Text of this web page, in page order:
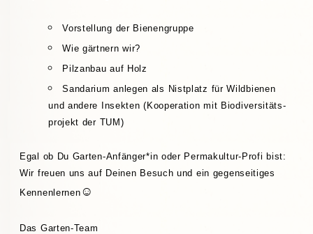
Vorstellung der Bienengruppe
Wie gärtnern wir?
Pilzanbau auf Holz
Sandarium anlegen als Nistplatz für Wildbienen
und andere Insekten (Kooperation mit Biodiversitäts-
projekt der TUM)
Egal ob Du Garten-Anfänger*in oder Permakultur-Profi bist:
Wir freuen uns auf Deinen Besuch und ein gegenseitiges
Kennenlernen ☺
Das Garten-Team